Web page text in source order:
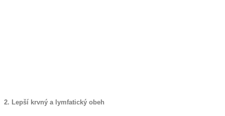
2. Lepší krvný a lymfatický obeh